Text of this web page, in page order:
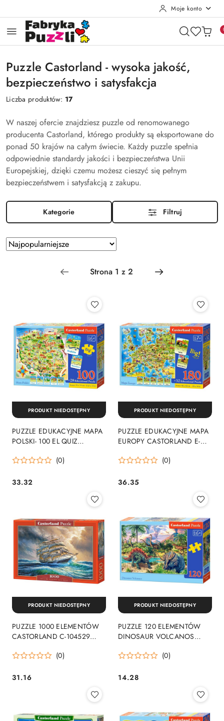
Moje konto
Puzzle Castorland - wysoka jakość,
bezpieczeństwo i satysfakcja
Liczba produktów: 17
W naszej ofercie znajdziesz puzzle od renomowanego
producenta Castorland, którego produkty są eksportowane do
ponad 50 krajów na całym świecie. Każdy puzzle spełnia
odpowiednie standardy jakości i bezpieczeństwa Unii
Europejskiej, dzięki czemu możesz cieszyć się pełnym
bezpieczeństwem i satysfakcją z zakupu.
Kategorie Filtruj
Zastosowano
sortowanie:
Najpopularniejsze.
Sortuj
według
PUZZLE EDUKACYJNE MAPA
POLSKI- 100 EL QUIZ
(0)
Cena:
33.32
PRODUKT NIEDOSTĘPNY
PUZZLE EDUKACYJNE MAPA
EUROPY CASTORLAND E-
(0)
Cena:
36.35
PRODUKT NIEDOSTĘPNY
PUZZLE 1000 ELEMENTÓW
CASTORLAND C-104529
(0)
Cena:
31.16
PRODUKT NIEDOSTĘPNY
PUZZLE 120 ELEMENTÓW
DINOSAUR VOLCANOS
(0)
Cena:
14.28
PRODUKT NIEDOSTĘPNY